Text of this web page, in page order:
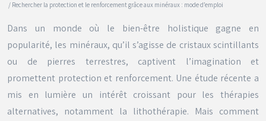
/ Rechercher la protection et le renforcement grâce aux minéraux : mode d’emploi
Dans un monde où le bien-être holistique gagne en
popularité, les minéraux, qu’il s’agisse de cristaux scintillants
ou de pierres terrestres, captivent l’imagination et
promettent protection et renforcement. Une étude récente a
mis en lumière un intérêt croissant pour les thérapies
alternatives, notamment la lithothérapie. Mais comment